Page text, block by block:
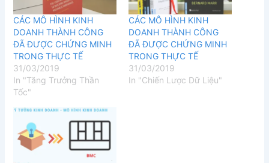
CÁC MÔ HÌNH KINH
DOANH THÀNH CÔNG
ĐÃ ĐƯỢC CHỨNG MINH
TRONG THỰC TẾ
31/03/2019
In "Tăng Trưởng Thần
Tốc"
CÁC MÔ HÌNH KINH
DOANH THÀNH CÔNG
ĐÃ ĐƯỢC CHỨNG MINH
TRONG THỰC TẾ
31/03/2019
In "Chiến Lược Dữ Liệu"